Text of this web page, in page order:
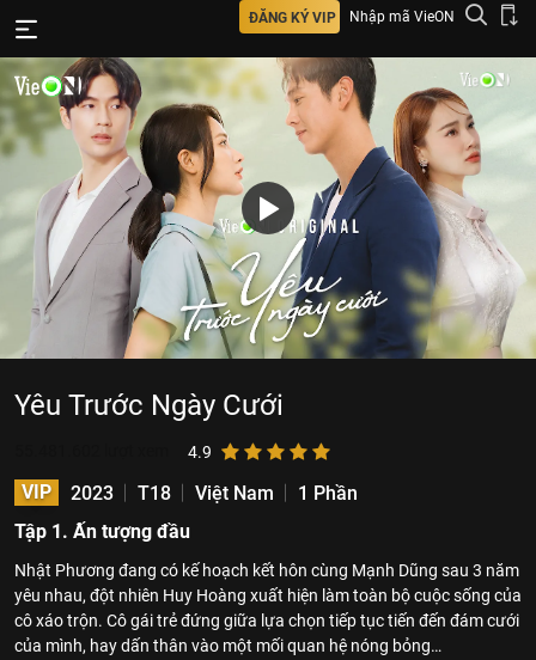
ĐĂNG KÝ VIP Nhập mã VieON
Yêu Trước Ngày Cưới
4.9
VIP 2023 T18 Việt Nam
1 Phần
Tập 1. Ấn tượng đầu
Nhật Phương đang có kế hoạch kết hôn cùng Mạnh Dũng sau 3 năm
yêu nhau, đột nhiên Huy Hoàng xuất hiện làm toàn bộ cuộc sống của
cô xáo trộn. Cô gái trẻ đứng giữa lựa chọn tiếp tục tiến đến đám cưới
của mình, hay dấn thân vào một mối quan hệ nóng bỏng…